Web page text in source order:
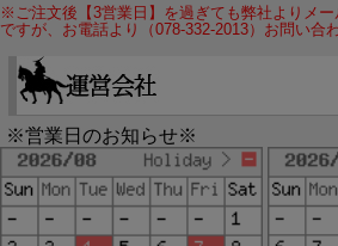
※ご注文後【3営業日】を過ぎても弊社よりメ
ですが、お電話より（078-332-2013）お問い合
※営業日のお知らせ※